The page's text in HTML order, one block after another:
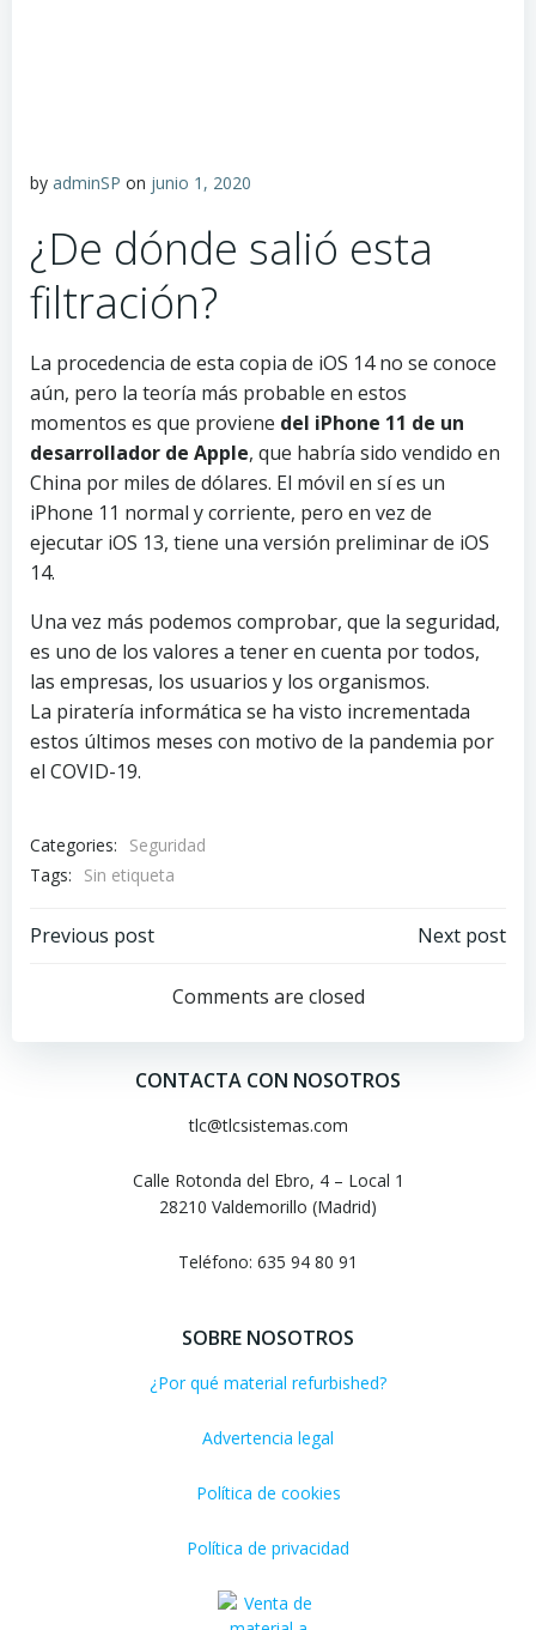
by adminSP on junio 1, 2020
¿De dónde salió esta
filtración?
La procedencia de esta copia de iOS 14 no se conoce
aún, pero la teoría más probable en estos
momentos es que proviene del iPhone 11 de un
desarrollador de Apple, que habría sido vendido en
China por miles de dólares. El móvil en sí es un
iPhone 11 normal y corriente, pero en vez de
ejecutar iOS 13, tiene una versión preliminar de iOS
14.
Una vez más podemos comprobar, que la seguridad,
es uno de los valores a tener en cuenta por todos,
las empresas, los usuarios y los organismos.
La piratería informática se ha visto incrementada
estos últimos meses con motivo de la pandemia por
el COVID-19.
Categories:
Seguridad
Tags:
Sin etiqueta
Navegación
las
entradas
Previous post
Navegación
por
las
entradas
Next post
Comments are closed
CONTACTA CON NOSOTROS
tlc@tlcsistemas.com
Calle Rotonda del Ebro, 4 – Local 1
28210 Valdemorillo (Madrid)
Teléfono: 635 94 80 91
SOBRE NOSOTROS
¿Por qué material refurbished?
Advertencia legal
Política de cookies
Política de privacidad